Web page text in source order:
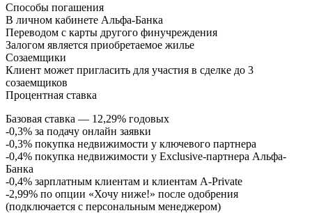
Способы погашения
В личном кабинете Альфа-Банка
Переводом с карты другого финучреждения
Залогом является приобретаемое жилье
Созаемщики
Клиент может пригласить для участия в сделке до 3
созаемщиков
Процентная ставка
Базовая ставка — 12,29% годовых
-0,3% за подачу онлайн заявки
-0,3% покупка недвижимости у ключевого партнера
-0,4% покупка недвижимости у Exclusive-партнера Альфа-
Банка
-0,4% зарплатным клиентам и клиентам A-Private
-2,99% по опции «Хочу ниже!» после одобрения
(подключается с персональным менеджером)